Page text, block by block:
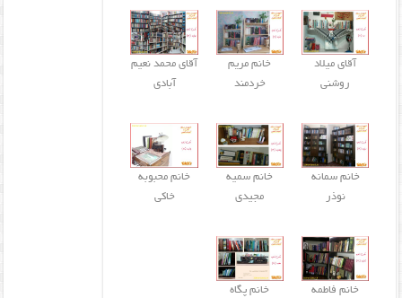
آقای میلاد
روشنی
خانم مریم
خردمند
آقای محمد نعیم
آبادی
خانم سمانه
نوذر
خانم سمیه
مجیدی
خانم محبوبه
خاکی
خانم فاطمه
خانم پگاه